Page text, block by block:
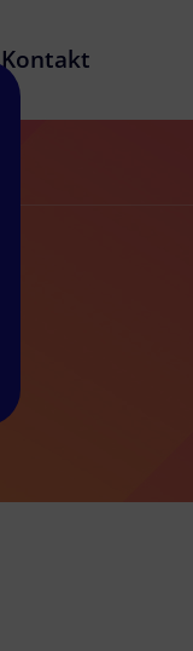
Kontakt